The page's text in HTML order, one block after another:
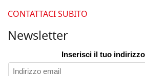
CONTATTACI SUBITO
Newsletter
Inserisci il tuo